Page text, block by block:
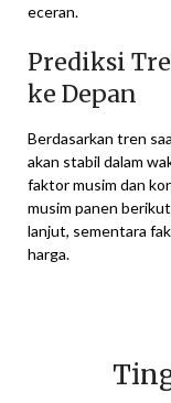
eceran.
Prediksi
ke Depan
Berdasarkan tren
akan stabil dalam
faktor musim dan
musim panen
lanjut, sementara
harga.